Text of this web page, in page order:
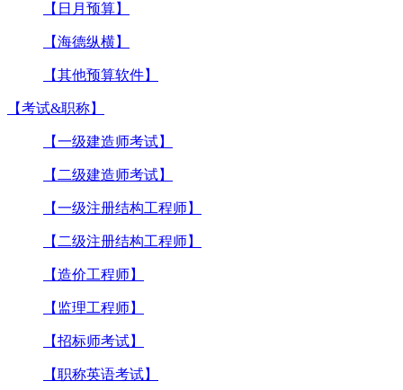
【日月预算】
【海德纵横】
【其他预算软件】
【考试&职称】
【一级建造师考试】
【二级建造师考试】
【一级注册结构工程师】
【二级注册结构工程师】
【造价工程师】
【监理工程师】
【招标师考试】
【职称英语考试】